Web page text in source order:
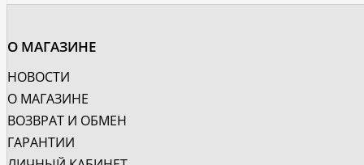
О МАГАЗИНЕ
НОВОСТИ
О МАГАЗИНЕ
ВОЗВРАТ И ОБМЕН
ГАРАНТИИ